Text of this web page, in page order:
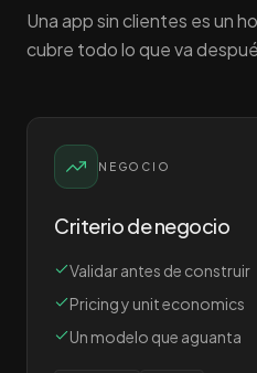
Una app sin clientes es un
cubre todo lo que va
NEGOCIO
Criterio de negocio
Validar antes de construir
Pricing y unit economics
Un modelo que aguanta